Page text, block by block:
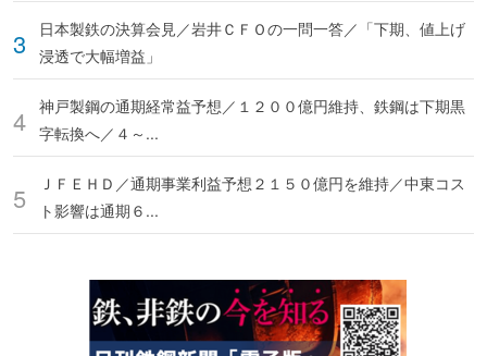
日本製鉄の決算会見／岩井ＣＦＯの一問一答／「下期、値上げ
浸透で大幅増益」
神戸製鋼の通期経常益予想／１２００億円維持、鉄鋼は下期黒
字転換へ／４～...
ＪＦＥＨＤ／通期事業利益予想２１５０億円を維持／中東コス
ト影響は通期６...